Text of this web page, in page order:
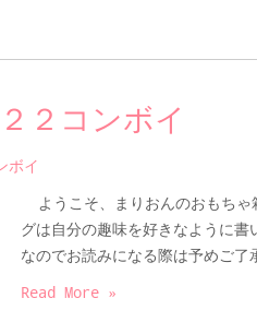
２コンボイ
ボイ
ようこそ、まりおんのおもち
グは自分の趣味を好きなように
なのでお読みになる際は予めご
Read More »